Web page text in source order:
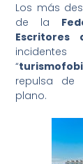
Los más
de la
Escritores
“
repulsa de
plano.